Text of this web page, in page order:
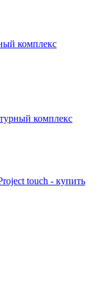
комплекс
комплекс
touch - купить